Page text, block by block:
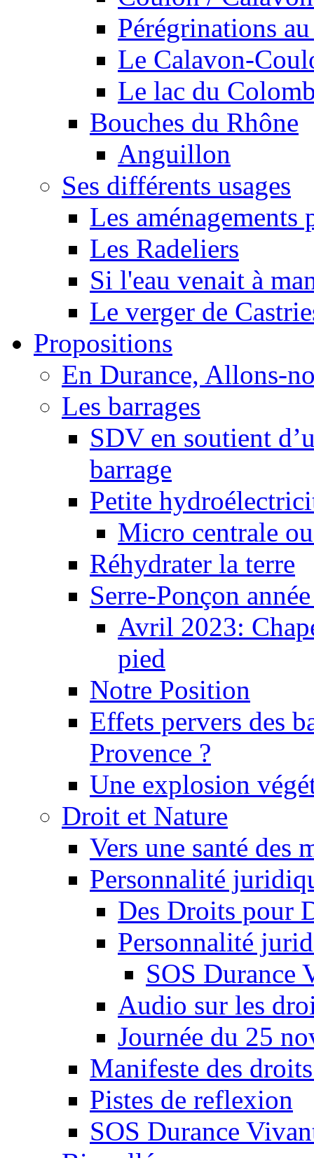
Pérégrinations
Le Calavon-
Le lac du
Bouches du Rhône
Anguillon
Ses différents usages
Les
Les Radeliers
Si l'eau venait à
Le verger de
Propositions
En Durance, Allons-
Les barrages
SDV en soutient
barrage
Petite
Micro centrale
Réhydrater la terre
Serre-Ponçon
Avril 2023:
pied
Notre Position
Effets pervers des
Provence ?
Une explosion
Droit et Nature
Vers une santé des
Personnalité
Des Droits pour
Personnalité
SOS Durance
Audio sur les
Journée du 25
Manifeste des
Pistes de reflexion
SOS Durance